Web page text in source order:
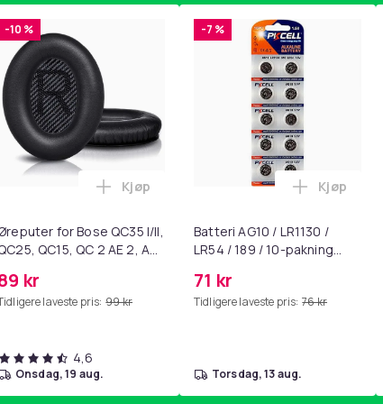
- mage- og kjernetrening, yoga og
til HDMI-omformer 1080p i handlekurven
-10 %
for Bose QC35 I/II,
QC15, QC 2 AE 2, AE
Black
kr
laveste pris: 99 kr
Legg Øreputer for Bose QC35 I/II, QC25,
Kjøp
4,6
onsdag, 19 aug.
-7 %
Batteri AG10 / LR1130 /
LR54 / 189 / 10-pakning
71 kr
Tidligere laveste pris: 76 kr
Legg
Kjøp
torsdag, 13 aug.